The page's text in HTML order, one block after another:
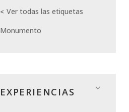
Ver todas las etiquetas
Monumento
EXPERIENCIAS